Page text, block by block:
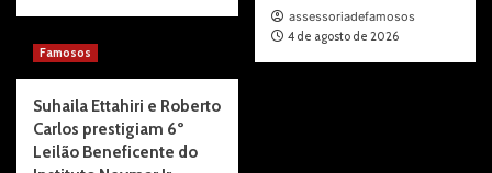
assessoriadefamosos
4 de agosto de 2026
Famosos
Suhaila Ettahiri e Roberto
Carlos prestigiam 6º
Leilão Beneficente do